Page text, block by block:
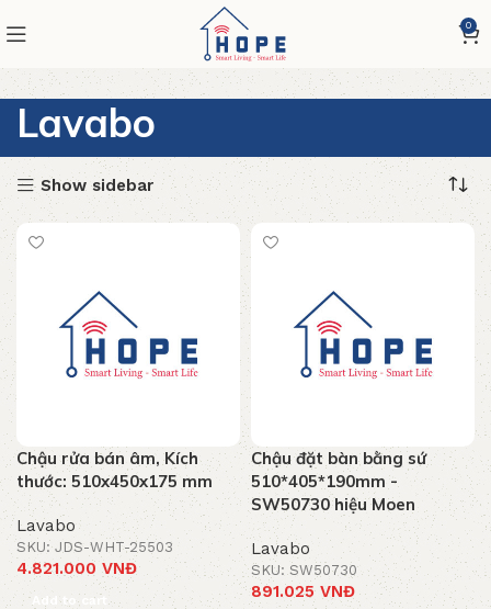
0
Lavabo
Show sidebar
Chậu rửa bán âm, Kích
thước: 510x450x175 mm
Lavabo
SKU: JDS-WHT-25503
4.821.000 VNĐ
Add to cart
Chậu đặt bàn bằng sứ
510*405*190mm -
SW50730 hiệu Moen
Lavabo
SKU: SW50730
891.025 VNĐ